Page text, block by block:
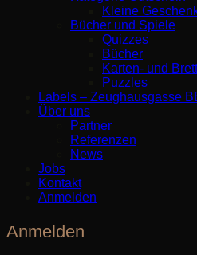
Kleine
Bücher und Spiele
Quizzes
Bücher
Karten- und
Puzzles
Labels – Zeughausgasse
Über uns
Partner
Referenzen
News
Jobs
Kontakt
Anmelden
Anmelden